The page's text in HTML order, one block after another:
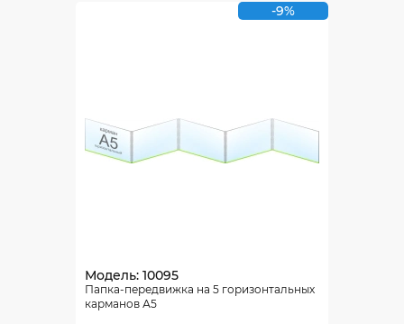
-9%
Модель: 10095
Папка-передвижка на 5 горизонтальных
карманов А5